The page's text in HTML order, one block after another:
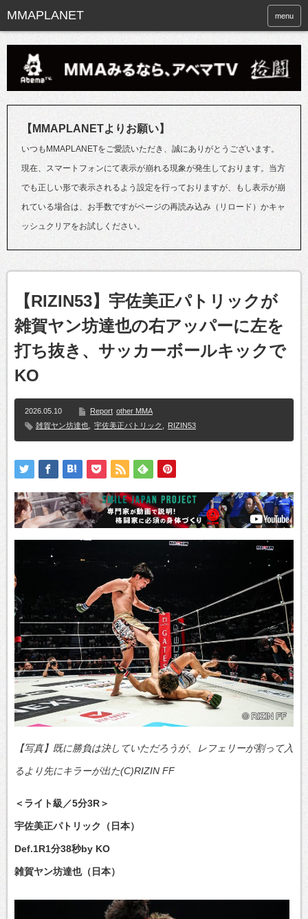
menu
【MMAPLANETよりお願い】
いつもMMAPLANETをご愛読いただき、誠にありがとうございます。
現在、スマートフォンにて表示が崩れる現象が発生しております。当方
でも正しい形で表示されるよう設定を行っておりますが、もし表示が崩
れている場合は、お手数ですがページの再読み込み（リロード）かキャ
ッシュクリアをお試しください。
【RIZIN53】宇佐美正パトリックが
雑賀ヤン坊達也の右アッパーに左を
打ち抜き、サッカーボールキックで
KO
2026.05.10 Report other MMA
雑賀ヤン坊達也
宇佐美正パトリック RIZIN53
【写真】既に勝負は決していただろうが、レフェリーが割って入
るより先にキラーが出た(C)RIZIN FF
＜ライト級／5分3R＞
宇佐美正パトリック（日本）
Def.1R1分38秒by KO
雑賀ヤン坊達也（日本）